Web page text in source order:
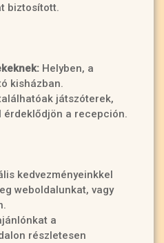
biztosított.
Helyben, a
kisházban.
játszóterek,
a recepción.
kedvezményeinkkel
weboldalunkat, vagy
a
részletesen